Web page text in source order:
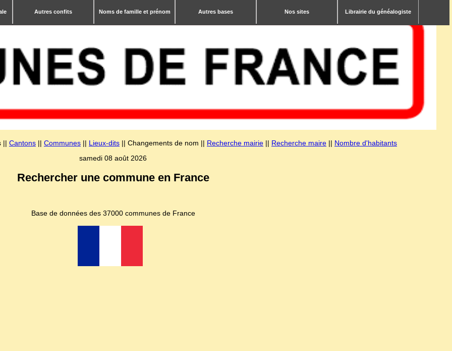
Autres confits Noms de famille et prénom Autres bases Nos sites Librairie du généalogiste
|| Cantons || Communes || Lieux-dits || Changements de nom || Recherche mairie || Recherche maire || Nombre d'habitants
samedi 08 août 2026
Rechercher une commune en France
Base de données des 37000 communes de France